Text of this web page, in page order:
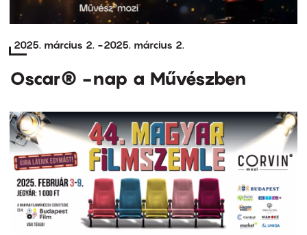
2025. március 2. -2025. március 2.
Oscar® -nap a Művészben